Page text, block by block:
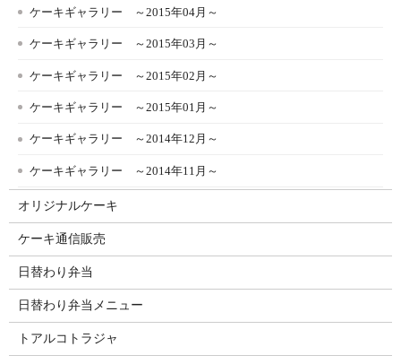
ケーキギャラリー ～2015年04月～
ケーキギャラリー ～2015年03月～
ケーキギャラリー ～2015年02月～
ケーキギャラリー ～2015年01月～
ケーキギャラリー ～2014年12月～
ケーキギャラリー ～2014年11月～
オリジナルケーキ
ケーキ通信販売
日替わり弁当
日替わり弁当メニュー
トアルコトラジャ